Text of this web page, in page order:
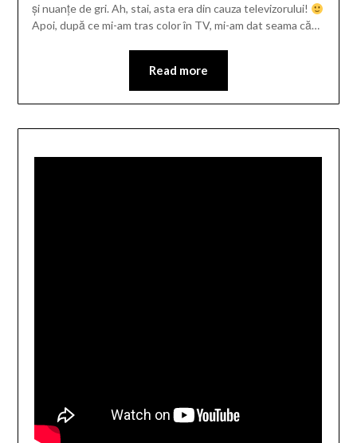
și nuanțe de gri. Ah, stai, asta era din cauza televizorului!
Apoi, după ce mi-am tras color în TV, mi-am dat seama că…
Read more